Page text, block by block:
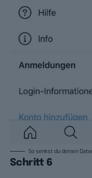
So senkst du deinen
Schritt 6